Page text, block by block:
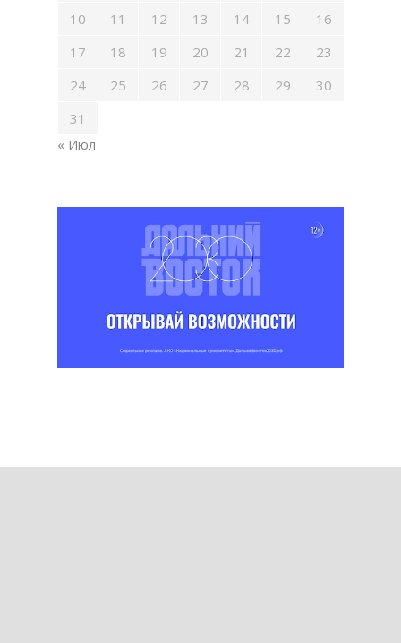
10
11 12 13 14 15
16
17
18 19 20 21 22
23
24
25 26 27 28 29
30
31
« Июл